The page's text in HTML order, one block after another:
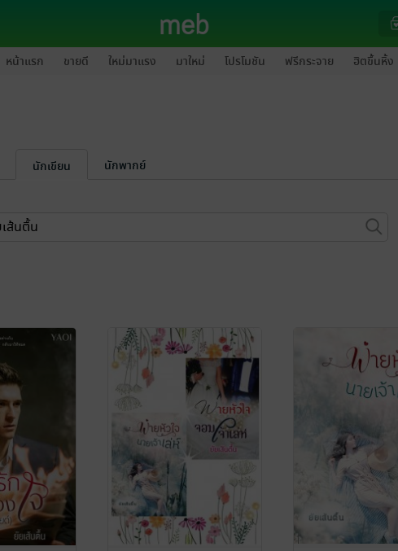
หน้าแรก ขายดี ใหม่มาแรง มาใหม่ โปรโมชัน ฟรีกระจาย ฮิตขึ้นหิ้ง
นักเขียน
นักพากย์